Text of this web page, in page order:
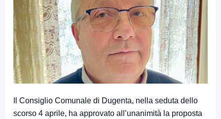
Il Consiglio Comunale di Dugenta, nella seduta dello
scorso 4 aprile, ha approvato all’unanimità la proposta